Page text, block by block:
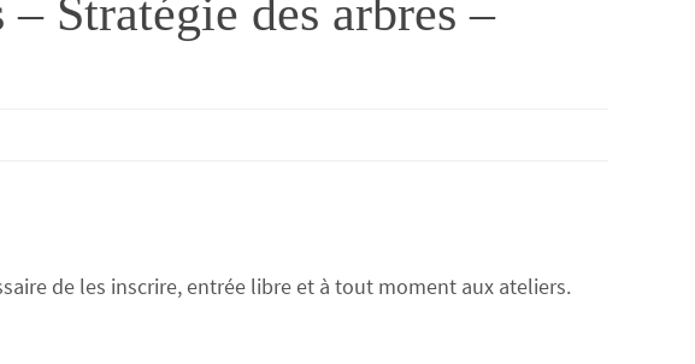
Stratégie des arbres –
de les inscrire, entrée libre et à tout moment aux ateliers.